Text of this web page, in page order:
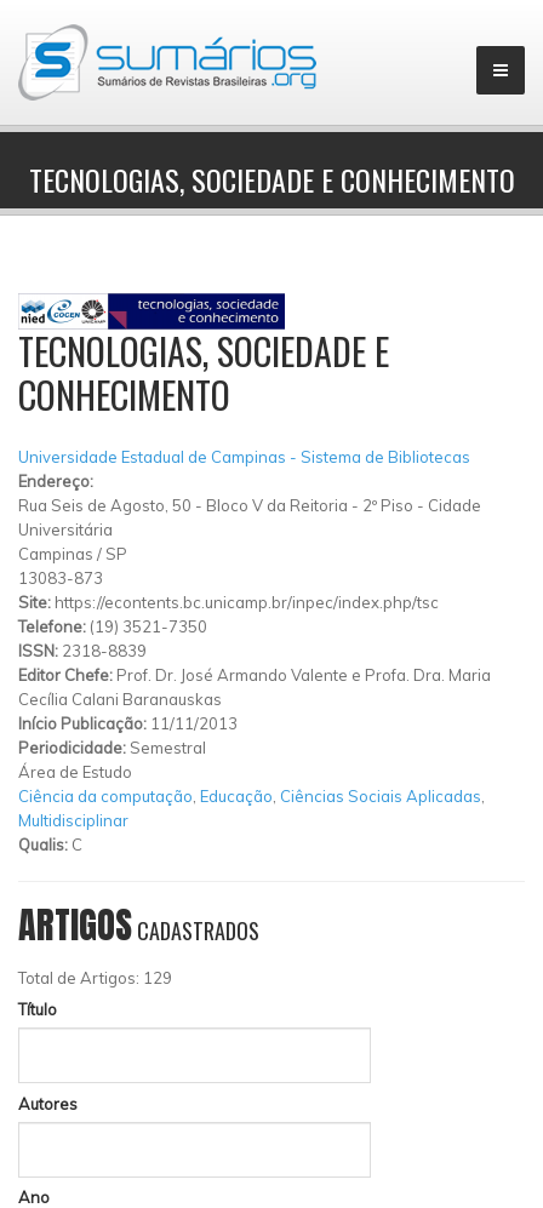
▼
TECNOLOGIAS, SOCIEDADE E CONHECIMENTO
TECNOLOGIAS, SOCIEDADE E
CONHECIMENTO
Universidade Estadual de Campinas - Sistema de Bibliotecas
Endereço:
Rua Seis de Agosto, 50 - Bloco V da Reitoria - 2º Piso - Cidade
Universitária
Campinas / SP
13083-873
Site: https://econtents.bc.unicamp.br/inpec/index.php/tsc
Telefone: (19) 3521-7350
ISSN: 2318-8839
Editor Chefe: Prof. Dr. José Armando Valente e Profa. Dra. Maria
Cecília Calani Baranauskas
Início Publicação: 11/11/2013
Periodicidade: Semestral
Área de Estudo
Ciência da computação Educação Ciências Sociais Aplicadas
Multidisciplinar
Qualis: C
ARTIGOSCADASTRADOS
Total de Artigos: 129
Título
Autores
Ano